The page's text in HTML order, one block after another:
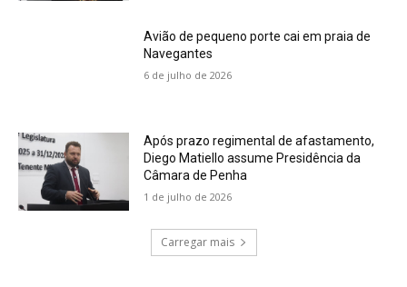
Avião de pequeno porte cai em praia de
Navegantes
6 de julho de 2026
Após prazo regimental de afastamento,
Diego Matiello assume Presidência da
Câmara de Penha
1 de julho de 2026
Carregar mais